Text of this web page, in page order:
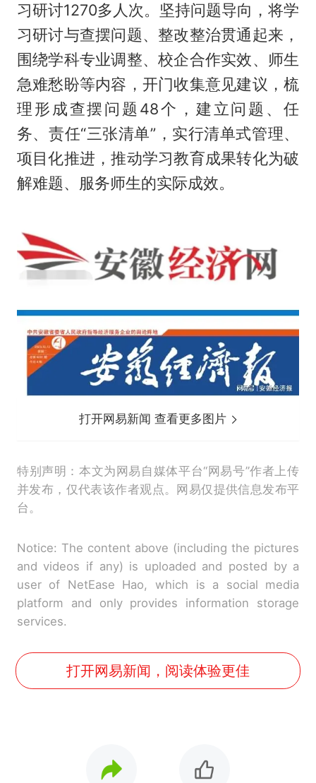
习研讨1270多人次。坚持问题导向，将学
习研讨与查摆问题、整改整治贯通起来，
围绕学科专业调整、校企合作实效、师生
急难愁盼等内容，开门收集意见建议，梳
理形成查摆问题48个，建立问题、任
务、责任“三张清单”，实行清单式管理、
项目化推进，推动学习教育成果转化为破
解难题、服务师生的实际成效。
打开网易新闻 查看更多图片
特别声明：本文为网易自媒体平台“网易号”作者上传
并发布，仅代表该作者观点。网易仅提供信息发布平
台。
Notice: The content above (including the pictures
and videos if any) is uploaded and posted by a
user of NetEase Hao, which is a social media
platform and only provides information storage
services.
打开网易新闻，阅读体验更佳